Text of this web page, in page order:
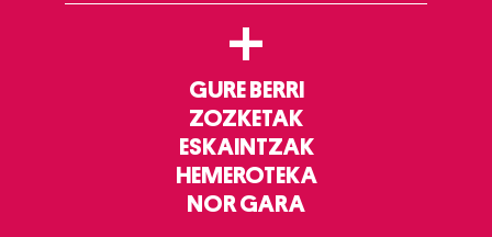
+
GURE BERRI
ZOZKETAK
ESKAINTZAK
HEMEROTEKA
NOR GARA